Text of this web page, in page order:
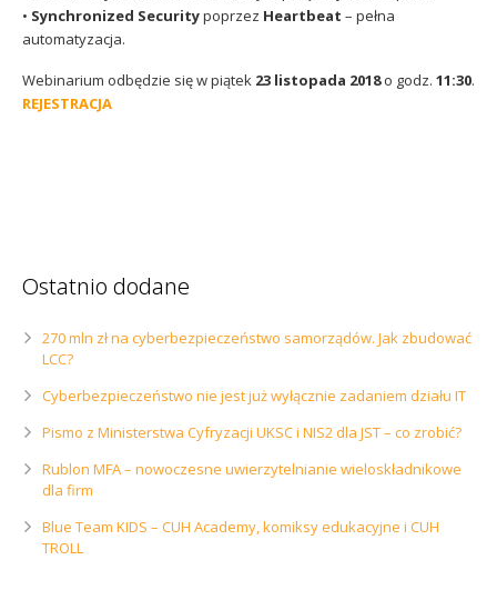
• Synchronized Securitypoprzez Heartbeat – pełna
automatyzacja.
Webinarium odbędzie się w piątek 23 listopada 2018o godz. 11:30.
REJESTRACJA
Ostatnio dodane
270 mln zł na cyberbezpieczeństwo samorządów. Jak zbudować
LCC?
Cyberbezpieczeństwo nie jest już wyłącznie zadaniem działu IT
Pismo z Ministerstwa Cyfryzacji UKSC i NIS2 dla JST – co zrobić?
Rublon MFA – nowoczesne uwierzytelnianie wieloskładnikowe
dla firm
Blue Team KIDS – CUH Academy, komiksy edukacyjne i CUH
TROLL